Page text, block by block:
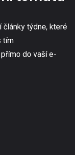
týdne, které
tím
do vaší e-